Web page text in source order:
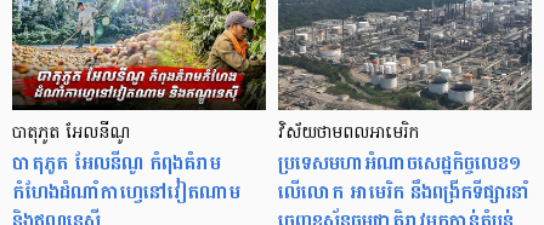
បាតុភូត អែលនីណូ
បាតុភូត​ អែលនីណូ កំពុងគំរាម
កំហែងដំណាំកាហ្វេនៅវៀតណាម
វិស័យថាមពលអាមេរិក
ប្រទេសមហាអំណាចសេដ្ឋកិច្ចលេខ១
លើលោក អាមេរិក នឹងពង្រីកទីផ្សារនាំ